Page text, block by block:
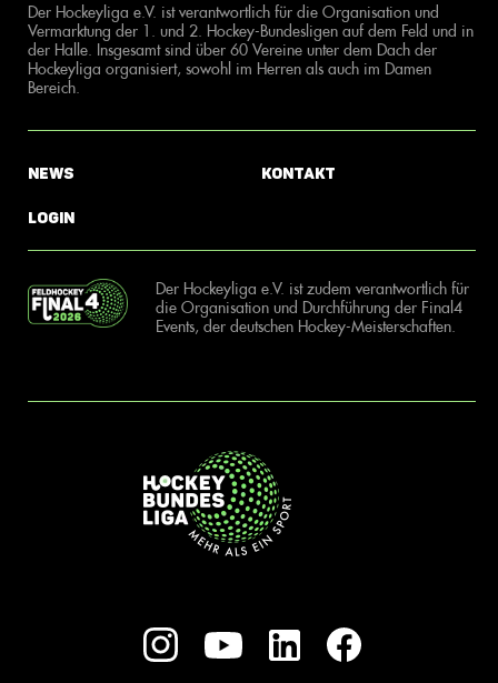
Der Hockeyliga e.V. ist verantwortlich für die Organisation und
Vermarktung der 1. und 2. Hockey-Bundesligen auf dem Feld und in
der Halle. Insgesamt sind über 60 Vereine unter dem Dach der
Hockeyliga organisiert, sowohl im Herren als auch im Damen
Bereich.
News
Login
Kontakt
Der Hockeyliga e.V. ist zudem verantwortlich für
die Organisation und Durchführung der Final4
Events, der deutschen Hockey-Meisterschaften.